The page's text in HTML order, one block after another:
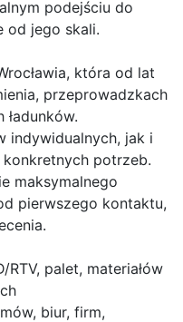
podejściu do
od jego skali.
która od lat
przeprowadzkach
indywidualnych, jak i
potrzeb.
maksymalnego
pierwszego kontaktu,
palet, materiałów
biur, firm,